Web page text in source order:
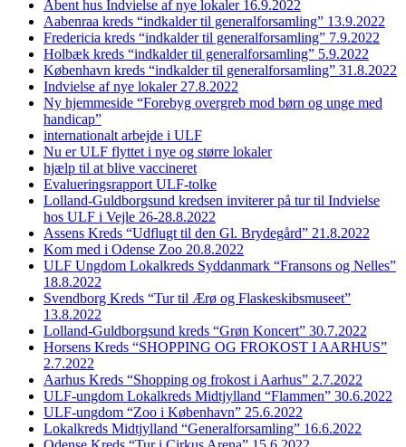
Åbent hus Indvielse af nye lokaler 16.9.2022
Aabenraa kreds “indkalder til generalforsamling” 13.9.2022
Fredericia kreds “indkalder til generalforsamling” 7.9.2022
Holbæk kreds “indkalder til generalforsamling” 5.9.2022
København kreds “indkalder til generalforsamling” 31.8.2022
Indvielse af nye lokaler 27.8.2022
Ny hjemmeside “Forebyg overgreb mod børn og unge med
handicap”
internationalt arbejde i ULF
Nu er ULF flyttet i nye og større lokaler
hjælp til at blive vaccineret
Evalueringsrapport ULF-tolke
Lolland-Guldborgsund kredsen inviterer på tur til Indvielse
hos ULF i Vejle 26-28.8.2022
Assens Kreds “Udflugt til den Gl. Brydegård” 21.8.2022
Kom med i Odense Zoo 20.8.2022
ULF Ungdom Lokalkreds Syddanmark “Fransons og Nelles”
18.8.2022
Svendborg Kreds “Tur til Ærø og Flaskeskibsmuseet”
13.8.2022
Lolland-Guldborgsund kreds “Grøn Koncert” 30.7.2022
Horsens Kreds “SHOPPING OG FROKOST I AARHUS”
2.7.2022
Aarhus Kreds “Shopping og frokost i Aarhus” 2.7.2022
ULF-ungdom Lokalkreds Midtjylland “Flammen” 30.6.2022
ULF-ungdom “Zoo i København” 25.6.2022
Lokalkreds Midtjylland “Generalforsamling” 16.6.2022